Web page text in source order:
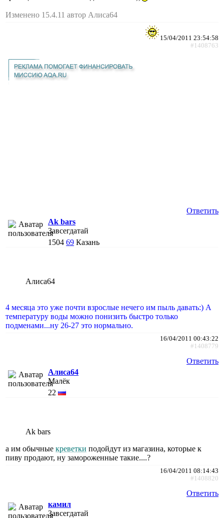
Изменено 15.4.11 автор Алиса64
15/04/2011 23:54:58
#1408763
Ответить
Ak bars
Завсегдатай
1504 69 Казань
Алиса64
4 месяца это уже почти взрослые нечего им пыль давать:) А
температуру воды можно понизить быстро только
подменами...ну 26-27 это нормально.
16/04/2011 00:43:22
#1408779
Ответить
Алиса64
Малёк
22
Ak bars
а им обычные креветки подойдут из магазина, которые к
пиву продают, ну замороженные такие....?
16/04/2011 08:14:43
#1408820
Ответить
камил
Завсегдатай